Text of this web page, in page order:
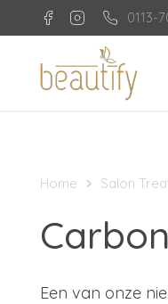
0113-
Home Salon
Een van onze